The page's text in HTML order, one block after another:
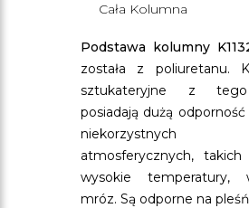
Cała Kolumna
Podstawa kolumny
została z poliuretanu.
sztukateryjne z
posiadają dużą odporność
niekorzystnych
atmosferycznych,
wysokie temperatury,
mróz. Są odporne na